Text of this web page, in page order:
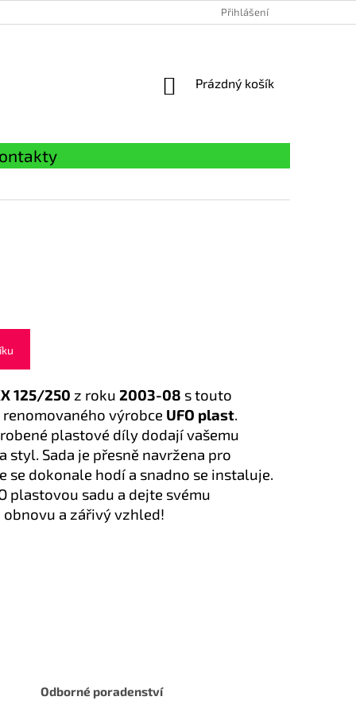
Přihlášení
NÁKUPNÍ
Prázdný košík
125/250 z roku 2003-08 s touto
výrobce UFO plast.
plastové díly dodají vašemu
Sada je přesně navržena pro
se dokonale hodí a snadno se instaluje.
plastovou sadu a dejte svému
a zářivý vzhled!
Odborné poradenství